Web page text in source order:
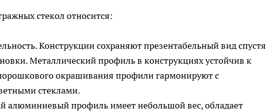
стекол относится:
Конструкции сохраняют презентабельный вид спустя
Металлический профиль в конструкциях устойчив к
окрашивания профили гармонируют с
стеклами.
алюминиевый профиль имеет небольшой вес, обладает